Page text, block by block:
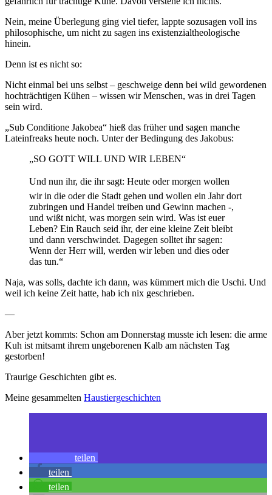
Nein, meine Überlegung ging viel tiefer, lappte sozusagen voll ins
philosophische, um nicht zu sagen ins existenzialtheologische
hinein.
Denn ist es nicht so:
Nicht einmal bei uns selbst – geschweige denn bei wild gewordenen
hochträchtigen Kühen – wissen wir Menschen, was in drei Tagen
sein wird.
„Sub Conditione Jakobea“ hieß das früher und sagen manche
Lateinfreaks heute noch. Unter der Bedingung des Jakobus:
„SO GOTT WILL UND WIR LEBEN“
Und nun ihr, die ihr sagt: Heute oder morgen wollen
wir in die oder die Stadt gehen und wollen ein Jahr dort
zubringen und Handel treiben und Gewinn machen -,
und wißt nicht, was morgen sein wird. Was ist euer
Leben? Ein Rauch seid ihr, der eine kleine Zeit bleibt
und dann verschwindet. Dagegen solltet ihr sagen:
Wenn der Herr will, werden wir leben und dies oder
das tun.“
Naja, was solls, dachte ich dann, was kümmert mich die Uschi. Und
weil ich keine Zeit hatte, hab ich nix geschrieben.
—
Aber jetzt kommts: Schon am Donnerstag musste ich lesen: die arme
Kuh ist mitsamt ihrem ungeborenen Kalb am nächsten Tag
gestorben!
Traurige Geschichten gibt es.
Meine gesammelten Haustiergeschichten
teilen
teilen
teilen